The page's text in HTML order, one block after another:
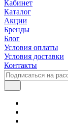
Кабинет
Каталог
Акции
Бренды
Блог
Условия оплаты
Условия доставки
Контакты